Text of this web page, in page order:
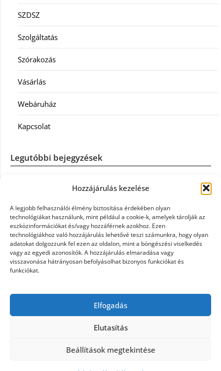
Hozzájárulás kezelése
A legjobb felhasználói élmény biztosítása érdekében olyan
technológiákat használunk, mint például a cookie-k, amelyek tárolják az
eszközinformációkat és/vagy hozzáférnek azokhoz. Ezen
technológiákhoz való hozzájárulás lehetővé teszi számunkra, hogy olyan
adatokat dolgozzunk fel ezen az oldalon, mint a böngészési viselkedés
vagy az egyedi azonosítók. A hozzájárulás elmaradása vagy
visszavonása hátrányosan befolyásolhat bizonyos funkciókat és
funkciókat.
Elfogadás
Elutasítás
Beállítások megtekintése
SZDSZ
Szolgáltatás
Szórakozás
Vásárlás
Webáruház
Kapcsolat
Legutóbbi bejegyzések
Casco szélvédőcsere: mikor éri meg a biztosítást igénybe
Könyvelés: mikor érdemes könyvelőt váltani?
Szövetkezeti jog: miért elengedhetetlen a szakszerű jogi
háttér a biztonságos működéshez
Munkajogi ügyvéd: miért nem érdemes várni a jogi
Tüll anyag: elegancia és sokoldalúság a Szakatex
kínálatában